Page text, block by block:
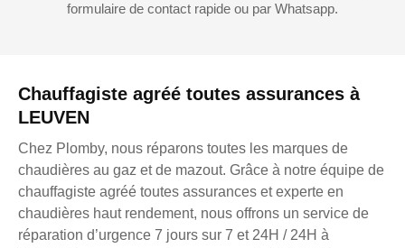
Chauffagiste agréé toutes assurances à
LEUVEN
Chez Plomby, nous réparons toutes les marques de
chaudières au gaz et de mazout. Grâce à notre équipe de
chauffagiste agréé toutes assurances et experte en
chaudières haut rendement, nous offrons un service de
réparation d’urgence 7 jours sur 7 et 24H / 24H à
formulaire de contact rapide ou par Whatsapp.